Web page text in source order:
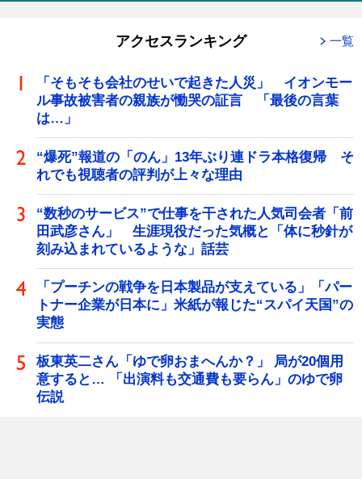
アクセスランキング 一覧
「そもそも会社のせいで起きた人災」 イオンモー
ル事故被害者の親族が慟哭の証言 「最後の言葉
は…」
“爆死”報道の「のん」13年ぶり連ドラ本格復帰 そ
れでも視聴者の評判が上々な理由
“数秒のサービス”で仕事を干された人気司会者「前
田武彦さん」 生涯現役だった気概と「体に秒針が
刻み込まれているような」話芸
「プーチンの戦争を日本製品が支えている」「パー
トナー企業が日本に」米紙が報じた“スパイ天国”の
実態
板東英二さん「ゆで卵おまへんか？」 局が20個用
意すると… 「出演料も交通費も要らん」のゆで卵
伝説